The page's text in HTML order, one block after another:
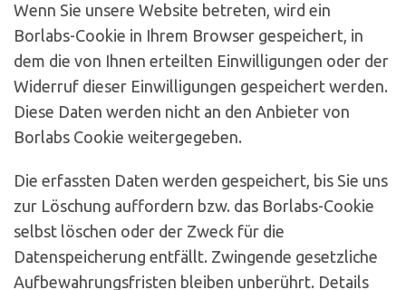
Wenn Sie unsere Website betreten, wird ein
Borlabs-Cookie in Ihrem Browser gespeichert, in
dem die von Ihnen erteilten Einwilligungen oder der
Widerruf dieser Einwilligungen gespeichert werden.
Diese Daten werden nicht an den Anbieter von
Borlabs Cookie weitergegeben.
Die erfassten Daten werden gespeichert, bis Sie uns
zur Löschung auffordern bzw. das Borlabs-Cookie
selbst löschen oder der Zweck für die
Datenspeicherung entfällt. Zwingende gesetzliche
Aufbewahrungsfristen bleiben unberührt. Details